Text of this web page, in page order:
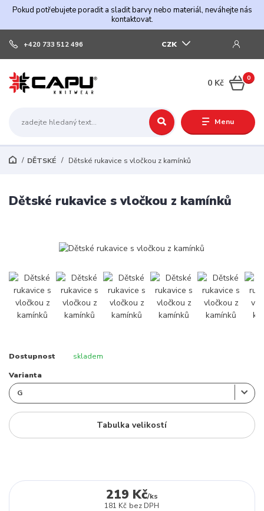
Pokud potřebujete poradit a sladit barvy nebo materiál, neváhejte nás
kontaktovat.
Menu
CZK
+420 733 512 496
0
0 Kč
DĚTSKÉ Dětské rukavice s vločkou z kamínků
Dětské rukavice s vločkou z kamínků
Dostupnost skladem
Varianta
Tabulka velikostí
219 Kč/ks
181 Kč bez DPH